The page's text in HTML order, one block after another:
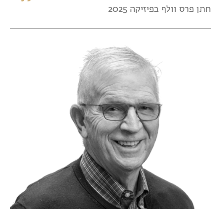
חתן פרס וולף בפיזיקה 2025